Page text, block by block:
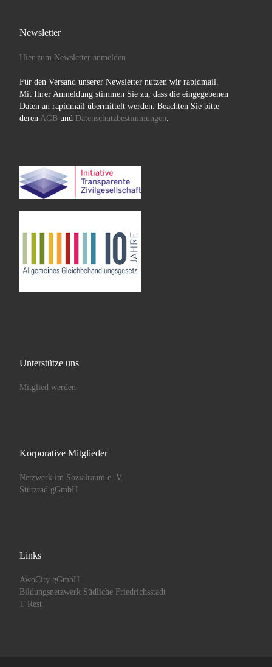
Newsletter
Hier zum Newsletter anmelden
Für den Versand unserer Newsletter nutzen wir rapidmail.
Mit Ihrer Anmeldung stimmen Sie zu, dass die eingegebenen
Daten an rapidmail übermittelt werden. Beachten Sie bitte
deren AGBund Datenschutzbestimmungen
Unterstütze uns
Mitglied werden
Korporative Mitglieder
Netzwerk im Sozialraum e. V.
Stützrad gGmbH
Links
AwoCity gGmbH
Bildungsnetzwerk Südliche Friedrichsstadt
T Rest